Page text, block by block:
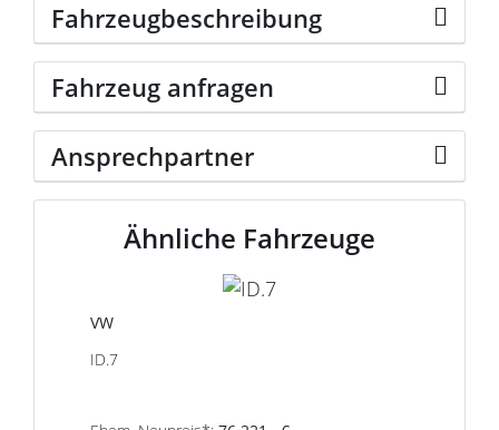
Fahrzeugbeschreibung
Fahrzeug anfragen
Ansprechpartner
Ähnliche Fahrzeuge
VW
ID.7